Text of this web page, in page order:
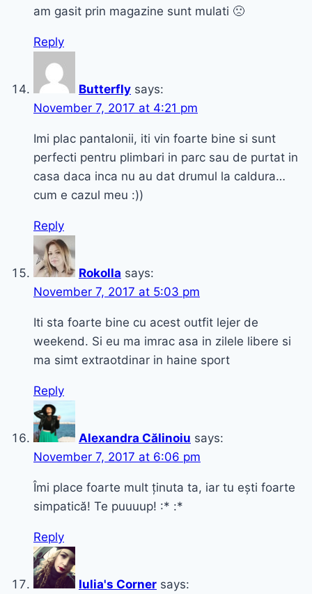
am gasit prin magazine sunt mulati 🙁
Reply
Butterfly says:
November 7, 2017 at 4:21 pm
Imi plac pantalonii, iti vin foarte bine si sunt
perfecti pentru plimbari in parc sau de purtat in
casa daca inca nu au dat drumul la caldura…
cum e cazul meu :))
Reply
Rokolla says:
November 7, 2017 at 5:03 pm
Iti sta foarte bine cu acest outfit lejer de
weekend. Si eu ma imrac asa in zilele libere si
ma simt extraotdinar in haine sport
Reply
Alexandra Călinoiu says:
November 7, 2017 at 6:06 pm
Îmi place foarte mult ținuta ta, iar tu ești foarte
simpatică! Te puuuup! :* :*
Reply
Iulia's Corner says: